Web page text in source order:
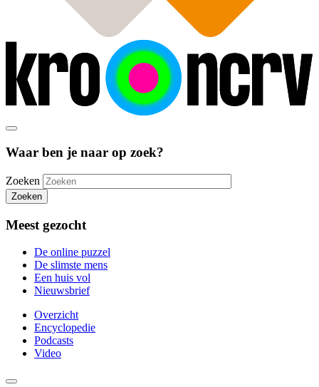
Waar ben je naar op zoek?
Zoeken
Zoeken
Meest gezocht
De online puzzel
De slimste mens
Een huis vol
Nieuwsbrief
Overzicht
Encyclopedie
Podcasts
Video